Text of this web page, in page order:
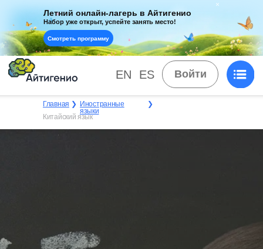
Смотреть программу
Летний онлайн-лагерь в Айтигенио
Набор уже открыт, успейте занять место!
Войти
EN ES
Китайский язык
Главная
Иностранные
языки
❯ ❯